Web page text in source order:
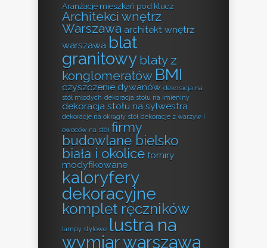
Aranżacje mieszkań pod klucz
Architekci wnętrz
Warszawa architekt wnętrz
warszawa blat
granitowy blaty z
konglomeratów BMI
czyszczenie dywanów dekoracja na
stół młodych dekoracja stołu na imieniny
dekoracja stołu na sylwestra
dekoracje na okrągły stół dekoracje z warzyw i
owoców na stół firmy
budowlane bielsko
biała i okolice forniry
modyfikowane
kaloryfery
dekoracyjne
komplet ręczników
lampy stylowe lustra na
wymiar warszawa